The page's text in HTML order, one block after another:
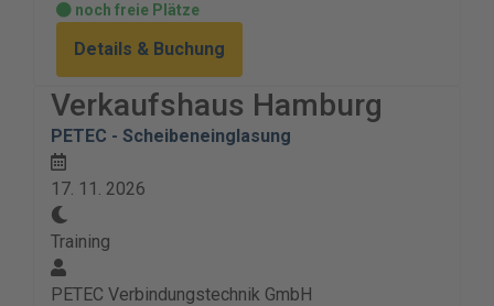
noch freie Plätze
Details & Buchung
Verkaufshaus Hamburg
PETEC - Scheibeneinglasung
17. 11. 2026
Training
PETEC Verbindungstechnik GmbH